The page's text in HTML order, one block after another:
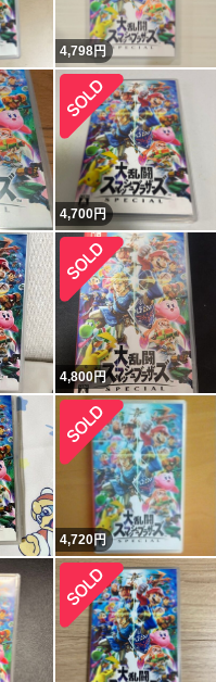
4,798円
4,700円
4,800円
4,720円